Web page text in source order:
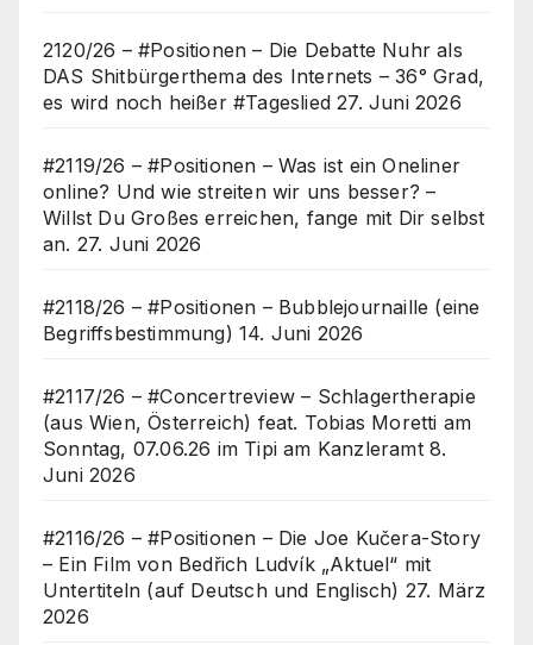
2120/26 – #Positionen – Die Debatte Nuhr als
DAS Shitbürgerthema des Internets – 36° Grad,
es wird noch heißer #Tageslied 27. Juni 2026
#2119/26 – #Positionen – Was ist ein Oneliner
online? Und wie streiten wir uns besser? –
Willst Du Großes erreichen, fange mit Dir selbst
an. 27. Juni 2026
#2118/26 – #Positionen – Bubblejournaille (eine
Begriffsbestimmung) 14. Juni 2026
#2117/26 – #Concertreview – Schlagertherapie
(aus Wien, Österreich) feat. Tobias Moretti am
Sonntag, 07.06.26 im Tipi am Kanzleramt 8.
Juni 2026
#2116/26 – #Positionen – Die Joe Kučera-Story
– Ein Film von Bedřich Ludvík „Aktuel“ mit
Untertiteln (auf Deutsch und Englisch) 27. März
2026